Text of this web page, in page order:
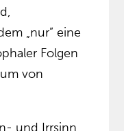
„nur” eine
Folgen
von
und Irrsinn